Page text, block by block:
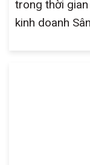
trong thời
kinh doanh